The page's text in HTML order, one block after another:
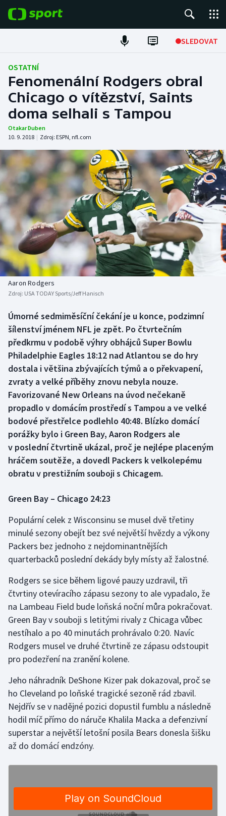
SLEDOVAT
Fotbal
Hokej
Tenis
Atletika
Cyklistika
DALŠÍ SPORTY
Americký fotbal
Baseball a softbal
Basketbal
Biatlon
Box
Curling
Dostihy
Florbal
Futsal
Golf
Gymnastika
Házená
Jezdectví
Judo
Lezení
Lyže a snowboard
Moderní pětiboj
Olympijské hry
Parasport
Plavání
Plážový volejbal
Ragby
NEPŘEHLÉDNĚTE
Soutěže
Historické návraty
Aplikace ČT sport
OSTATNÍ
Fenomenální Rodgers obral
Chicago o vítězství, Saints
doma selhali s Tampou
Otakar Duben
10. 9. 2018 | Zdroj: ESPN, nfl.com
Aaron Rodgers
Zdroj: USA TODAY Sports/Jeff Hanisch
Úmorné sedmiměsíční čekání je u konce, podzimní
šílenství jménem NFL je zpět. Po čtvrtečním
předkrmu v podobě výhry obhájců Super Bowlu
Philadelphie Eagles 18:12 nad Atlantou se do hry
dostala i většina zbývajících týmů a o překvapení,
zvraty a velké příběhy znovu nebyla nouze.
Favorizované New Orleans na úvod nečekaně
propadlo v domácím prostředí s Tampou a ve velké
bodové přestřelce podlehlo 40:48. Blízko domácí
porážky bylo i Green Bay, Aaron Rodgers ale
v poslední čtvrtině ukázal, proč je nejlépe placeným
hráčem soutěže, a dovedl Packers k velkolepému
obratu v prestižním souboji s Chicagem.
Green Bay – Chicago 24:23
Populární celek z Wisconsinu se musel dvě třetiny
minulé sezony obejít bez své největší hvězdy a výkony
Packers bez jednoho z nejdominantnějších
quarterbacků poslední dekády byly místy až žalostné.
Rodgers se sice během ligové pauzy uzdravil, tři
čtvrtiny otevíracího zápasu sezony to ale vypadalo, že
na Lambeau Field bude loňská noční můra pokračovat.
Green Bay v souboji s letitými rivaly z Chicaga vůbec
nestíhalo a po 40 minutách prohrávalo 0:20. Navíc
Rodgers musel ve druhé čtvrtině ze zápasu odstoupit
pro podezření na zranění kolene.
Jeho náhradník DeShone Kizer pak dokazoval, proč se
ho Cleveland po loňské tragické sezoně rád zbavil.
Nejdřív se v nadějné pozici dopustil fumblu a následně
hodil míč přímo do náruče Khalila Macka a defenzivní
superstar a největší letošní posila Bears donesla šišku
až do domácí endzóny.